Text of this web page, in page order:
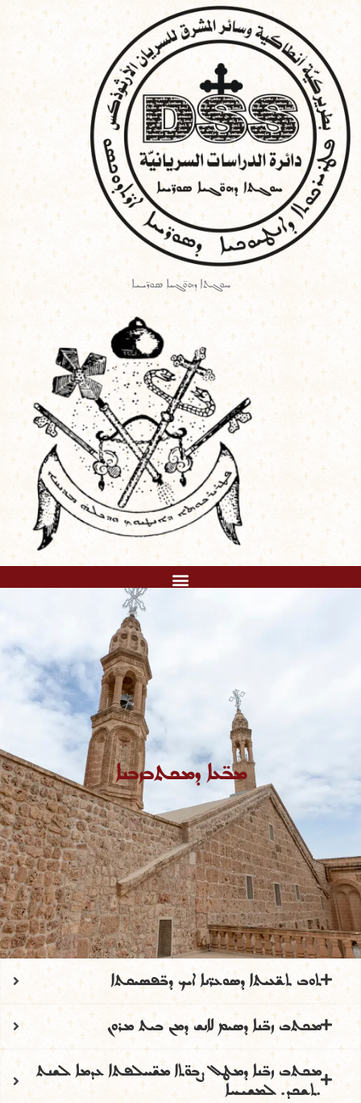
content
ܚܘܓܬܐ ܕܗܘ̈ܓܝܐ ܣܘܪ̈ܝܝܐ
ܡܒ̈ܥܐ ܕܡܟܬܒܙܒܢܐ
ܬܘܒ ܬܫ̈ܥܝܬܐ ܕܣܘܥܪ̈ܢܐ ܐܝܟ ܕܒ̈ܦܣܝܩܬܐ
ܡܟܬܒ ܙܒ̈ܢܐ ܕܣܝܡ ܠܐܢܫ ܕܡܢ ܒܝܬ ܡܪܘܢ
ܡܟܬܒ ܙܒ̈ܢܐ ܕܡܛܠ ܨܒܘ̈ܬܐ ܡܫ̈ܚܠܦܬܐ ܥܕܡܐ ܠܫܢܬ
.ܬܫܟܕ. ܠܡܫܝܚܐ